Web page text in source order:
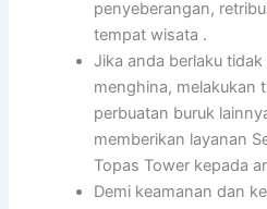
penyeberangan,
tempat wisata .
Jika anda berlaku
menghina, melakukan
perbuatan buruk
memberikan layanan
Topas Tower kepada
Demi keamanan dan